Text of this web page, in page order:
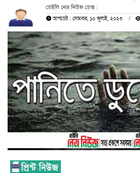
ডেইলি নেত্র নিউজ ডেক্স :
আপডেট : সোমবার, ১০ জুলাই, ২০২৩